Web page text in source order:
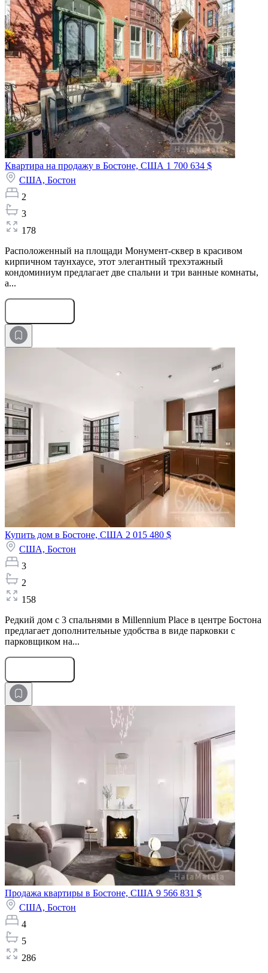
Квартира на продажу в Бостоне, США 1 700 634 $
США, Бостон
2
3
178
Расположенный на площади Монумент-сквер в красивом
кирпичном таунхаусе, этот элегантный трехэтажный
кондоминиум предлагает две спальни и три ванные комнаты,
а...
Купить дом в Бостоне, США 2 015 480 $
США, Бостон
3
2
158
Редкий дом с 3 спальнями в Millennium Place в центре Бостона
предлагает дополнительные удобства в виде парковки с
парковщиком на...
Продажа квартиры в Бостоне, США 9 566 831 $
США, Бостон
4
5
286